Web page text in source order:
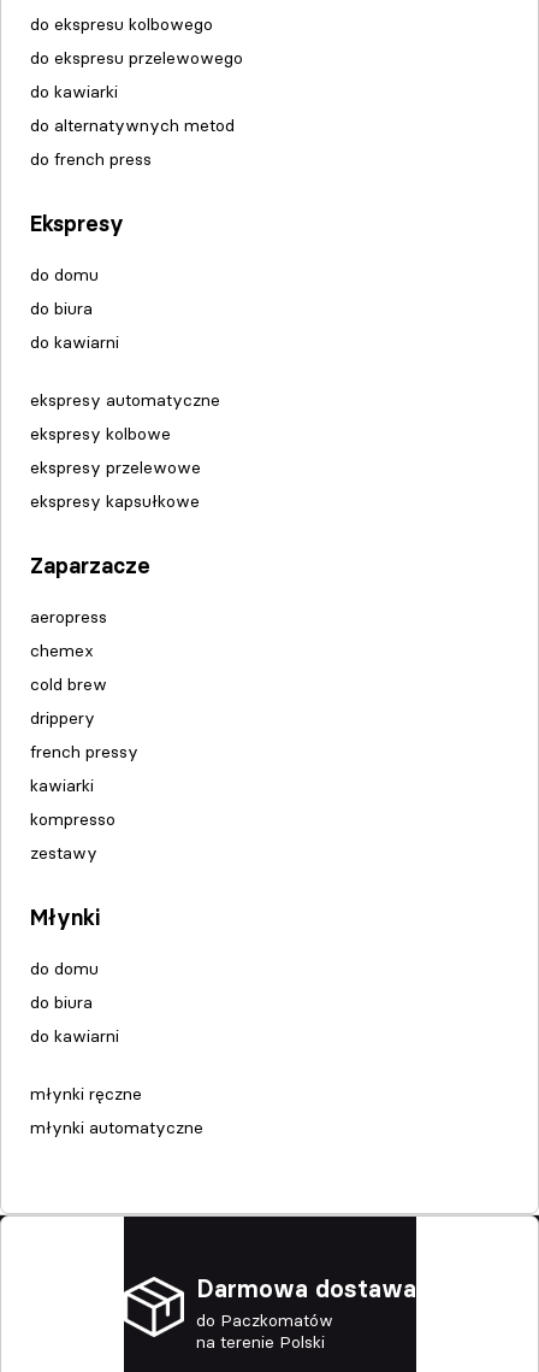
do ekspresu kolbowego
do ekspresu przelewowego
do kawiarki
do alternatywnych metod
do french press
Ekspresy
do domu
do biura
do kawiarni
ekspresy automatyczne
ekspresy kolbowe
ekspresy przelewowe
ekspresy kapsułkowe
Zaparzacze
aeropress
chemex
cold brew
drippery
french pressy
kawiarki
kompresso
zestawy
Młynki
do domu
do biura
do kawiarni
młynki ręczne
młynki automatyczne
Darmowa dostawa
do Paczkomatów
na terenie Polski